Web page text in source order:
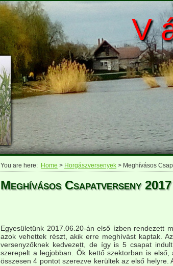
V
You are here: Home > Horgászversenyek > Meghívásos
Meghívásos Csapatverseny 2017
Egyesületünk 2017.06.20-án első ízben rendezett
azok vehettek részt, akik erre meghívást kaptak.
versenyzőknek kedvezett, de így is 5 csapat
szerepelt a legjobban. Ők kettő szektorban is
összesen 4 pontot szerezve kerültek az első